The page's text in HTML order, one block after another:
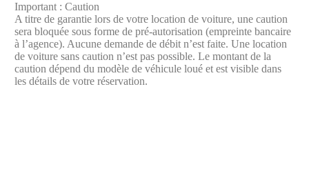
Important : Caution
A titre de garantie lors de votre location de voiture, une caution
sera bloquée sous forme de pré-autorisation (empreinte bancaire
à l’agence). Aucune demande de débit n’est faite.​ Une location
de voiture sans caution n’est pas possible. Le montant de la
caution dépend du modèle de véhicule loué et est visible dans
les détails de votre réservation.